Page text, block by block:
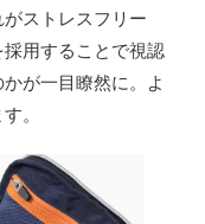
ストレスフリー
用することで視認
が一目瞭然に。よ
。